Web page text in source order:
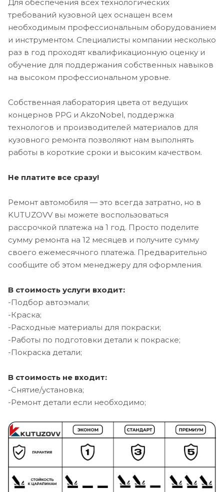
Для обеспечения всех технологических
требований кузовной цех оснащен всем
необходимым профессиональным оборудованием
и инструментом. Специалисты компании несколько
раз в год проходят квалификационную оценку и
обучение для поддержания собственных навыков
на высоком профессиональном уровне.
Собственная лаборатория цвета от ведущих
концернов PPG и AkzoNobel, поддержка
технологов и производителей материалов для
кузовного ремонта позволяют нам выполнять
работы в короткие сроки и высоким качеством.
Не платите все сразу!
Ремонт автомобиля — это всегда затратно, но в
KUTUZOVV вы можете воспользоваться
рассрочкой платежа на 1 год. Просто поделите
сумму ремонта на 12 месяцев и получите сумму
своего ежемесячного платежа. Предварительно
сообщите об этом менеджеру для оформления.
В стоимость услуги входит:
-Подбор автоэмали;
-Краска;
-Расходные материалы для покраски;
-Работы по подготовки детали к покраске;
-Покраска детали;
В стоимость не входит:
-Снятие/установка;
-Ремонт детали если необходимо;